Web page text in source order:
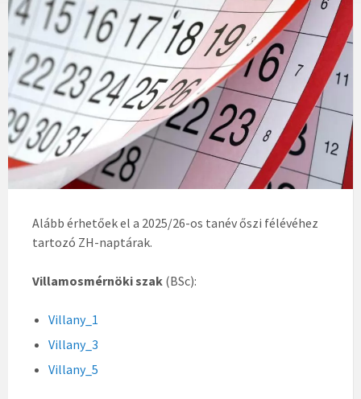
Alább érhetőek el a 2025/26-os tanév őszi félévéhez
tartozó ZH-naptárak.
Villamosmérnöki szak (BSc):
Villany_1
Villany_3
Villany_5